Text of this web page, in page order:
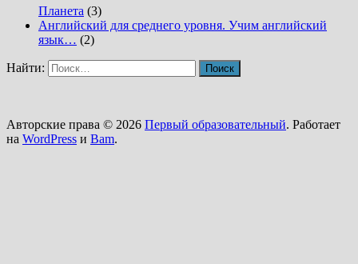
Планета (3)
Английский для среднего уровня. Учим английский
язык… (2)
Найти:
Авторские права © 2026 Первый образовательный. Работает
на WordPress и Bam.